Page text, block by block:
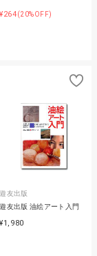
¥264(20%OFF)
遊友出版
遊友出版 油絵アート入門
¥1,980